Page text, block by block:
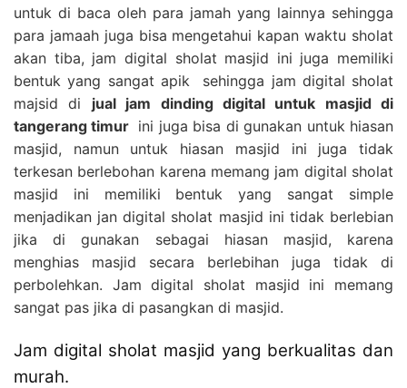
untuk di baca oleh para jamah yang lainnya sehingga
para jamaah juga bisa mengetahui kapan waktu sholat
akan tiba, jam digital sholat masjid ini juga memiliki
bentuk yang sangat apik sehingga jam digital sholat
majsid di jual jam dinding digital untuk masjid di
tangerang timur ini juga bisa di gunakan untuk hiasan
masjid, namun untuk hiasan masjid ini juga tidak
terkesan berlebohan karena memang jam digital sholat
masjid ini memiliki bentuk yang sangat simple
menjadikan jan digital sholat masjid ini tidak berlebian
jika di gunakan sebagai hiasan masjid, karena
menghias masjid secara berlebihan juga tidak di
perbolehkan. Jam digital sholat masjid ini memang
sangat pas jika di pasangkan di masjid.
Jam digital sholat masjid yang berkualitas dan
murah.